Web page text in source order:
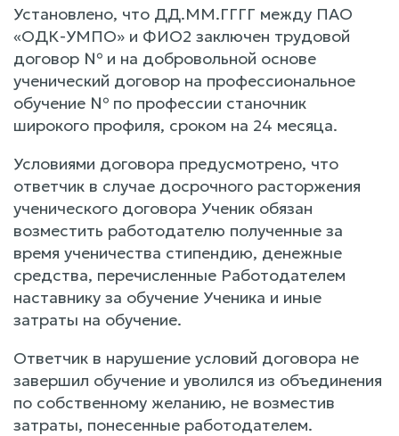
Установлено, что ДД.ММ.ГГГГ между ПАО
«ОДК-УМПО» и ФИО2 заключен трудовой
договор № и на добровольной основе
ученический договор на профессиональное
обучение № по профессии станочник
широкого профиля, сроком на 24 месяца.
Условиями договора предусмотрено, что
ответчик в случае досрочного расторжения
ученического договора Ученик обязан
возместить работодателю полученные за
время ученичества стипендию, денежные
средства, перечисленные Работодателем
наставнику за обучение Ученика и иные
затраты на обучение.
Ответчик в нарушение условий договора не
завершил обучение и уволился из объединения
по собственному желанию, не возместив
затраты, понесенные работодателем.